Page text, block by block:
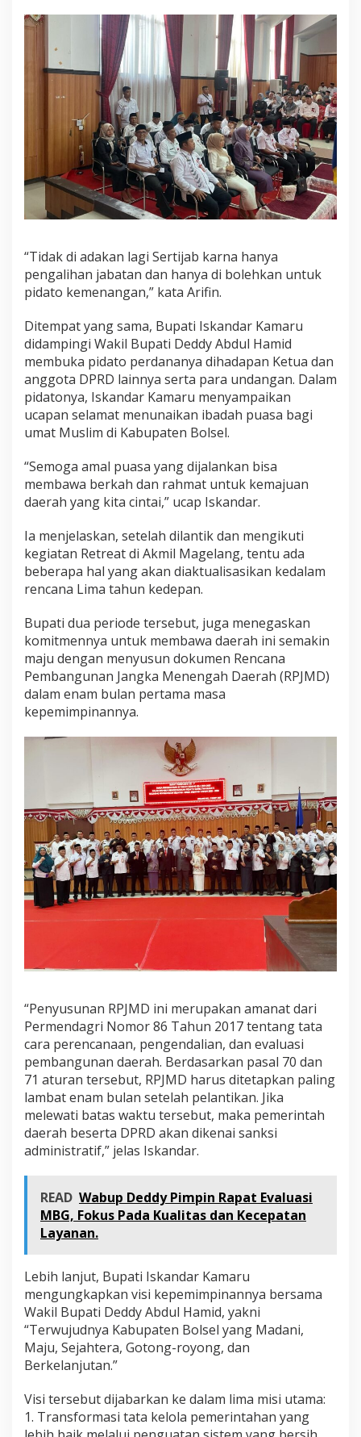
“Tidak di adakan lagi Sertijab karna hanya
pengalihan jabatan dan hanya di bolehkan untuk
pidato kemenangan,” kata Arifin.
Ditempat yang sama, Bupati Iskandar Kamaru
didampingi Wakil Bupati Deddy Abdul Hamid
membuka pidato perdananya dihadapan Ketua dan
anggota DPRD lainnya serta para undangan. Dalam
pidatonya, Iskandar Kamaru menyampaikan
ucapan selamat menunaikan ibadah puasa bagi
umat Muslim di Kabupaten Bolsel.
“Semoga amal puasa yang dijalankan bisa
membawa berkah dan rahmat untuk kemajuan
daerah yang kita cintai,” ucap Iskandar.
Ia menjelaskan, setelah dilantik dan mengikuti
kegiatan Retreat di Akmil Magelang, tentu ada
beberapa hal yang akan diaktualisasikan kedalam
rencana Lima tahun kedepan.
Bupati dua periode tersebut, juga menegaskan
komitmennya untuk membawa daerah ini semakin
maju dengan menyusun dokumen Rencana
Pembangunan Jangka Menengah Daerah (RPJMD)
dalam enam bulan pertama masa
kepemimpinannya.
“Penyusunan RPJMD ini merupakan amanat dari
Permendagri Nomor 86 Tahun 2017 tentang tata
cara perencanaan, pengendalian, dan evaluasi
pembangunan daerah. Berdasarkan pasal 70 dan
71 aturan tersebut, RPJMD harus ditetapkan paling
lambat enam bulan setelah pelantikan. Jika
melewati batas waktu tersebut, maka pemerintah
daerah beserta DPRD akan dikenai sanksi
administratif,” jelas Iskandar.
READ Wabup Deddy Pimpin Rapat Evaluasi
MBG, Fokus Pada Kualitas dan Kecepatan
Layanan.
Lebih lanjut, Bupati Iskandar Kamaru
mengungkapkan visi kepemimpinannya bersama
Wakil Bupati Deddy Abdul Hamid, yakni
“Terwujudnya Kabupaten Bolsel yang Madani,
Maju, Sejahtera, Gotong-royong, dan
Berkelanjutan.”
Visi tersebut dijabarkan ke dalam lima misi utama:
1. Transformasi tata kelola pemerintahan yang